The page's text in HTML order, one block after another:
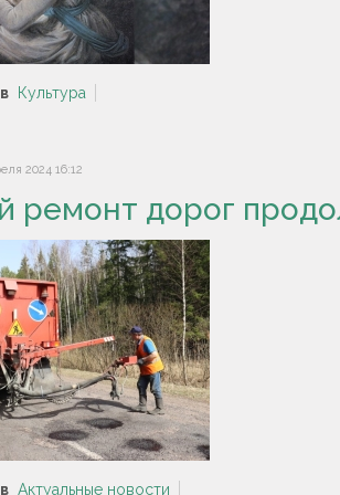
Культура
2024 16:12
ремонт дорог
Актуальные новости